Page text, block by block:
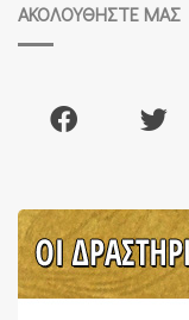
ΑΚΟΛΟΥΘΉΣΤΕ ΜΑΣ